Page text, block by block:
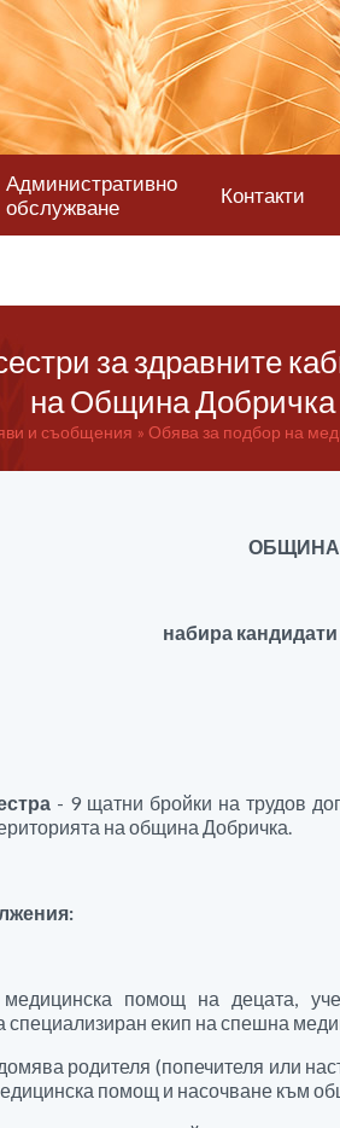
Административно
обслужване
Контакти
за здравните
на Община Добричка
и съобщения Обява за подбор на
ОБЩИНА
набира
- 9 щатни бройки на трудов
на община Добричка.
помощ на децата,
специализиран екип на спешна
родителя (попечителя или
помощ и насочване към